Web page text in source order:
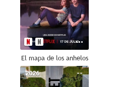
El mapa de los anhelos
--
2026